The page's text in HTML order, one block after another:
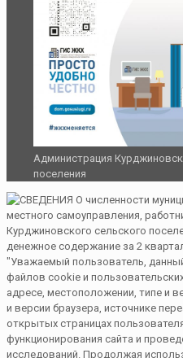
Администрация
поселения
"Уважаемый пользователь,
файлов cookie и
адресе, местоположении, типе и
и версии браузера, источнике
открытых страницах
функционирования сайта и
исследований. Продолжая